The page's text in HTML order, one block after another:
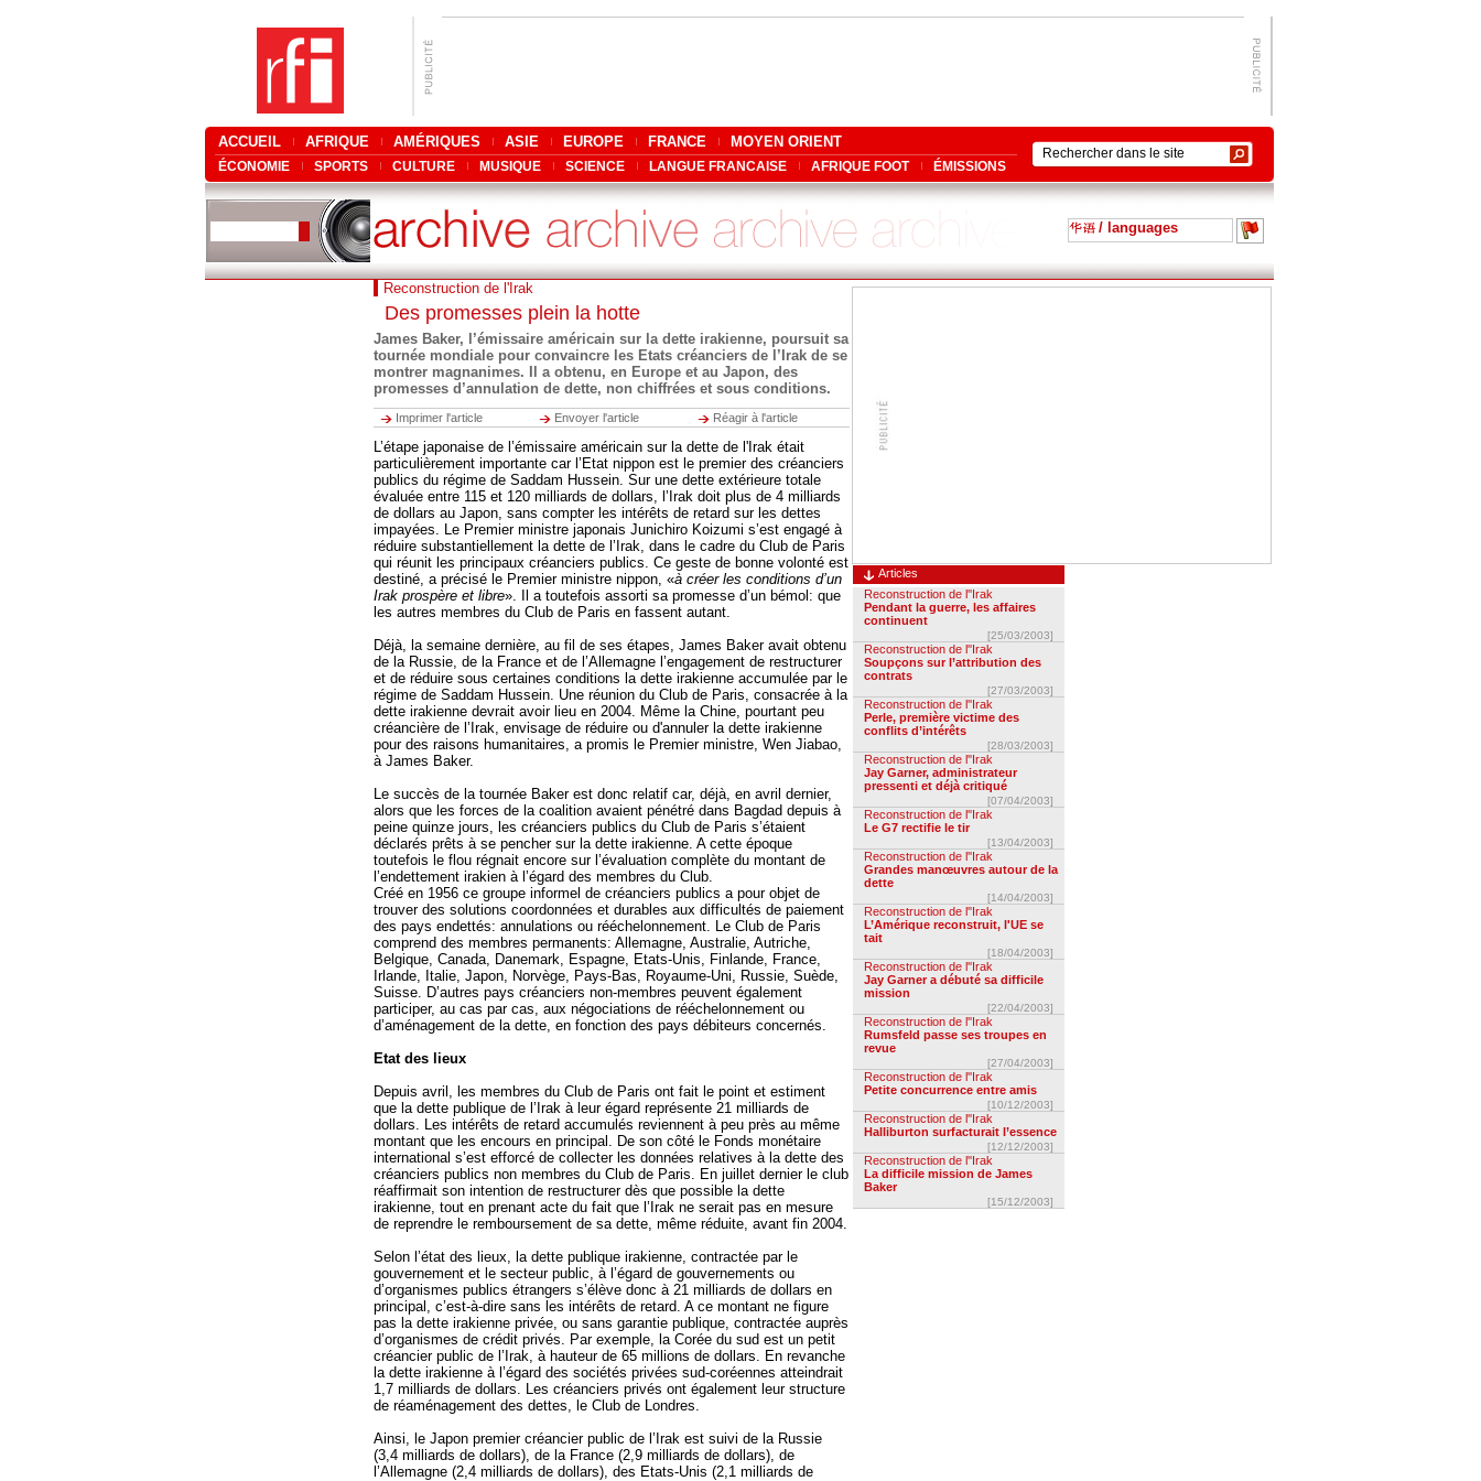
ACCUEIL AFRIQUE AMÉRIQUES ASIE EUROPE FRANCE MOYEN ORIENT
ÉCONOMIE SPORTS CULTURE MUSIQUE SCIENCE LANGUE FRANCAISE AFRIQUE FOOT ÉMISSIONS
/ languages
Reconstruction de l'Irak
Des promesses plein la hotte
James Baker, l’émissaire américain sur la dette irakienne, poursuit sa
tournée mondiale pour convaincre les Etats créanciers de l’Irak de se
montrer magnanimes. Il a obtenu, en Europe et au Japon, des
promesses d’annulation de dette, non chiffrées et sous conditions.
Imprimer l'article Envoyer l'article Réagir à l'article
L’étape japonaise de l’émissaire américain sur la dette de l'Irak était
particulièrement importante car l’Etat nippon est le premier des créanciers
publics du régime de Saddam Hussein. Sur une dette extérieure totale
évaluée entre 115 et 120 milliards de dollars, l’Irak doit plus de 4 milliards
de dollars au Japon, sans compter les intérêts de retard sur les dettes
impayées. Le Premier ministre japonais Junichiro Koizumi s’est engagé à
réduire substantiellement la dette de l’Irak, dans le cadre du Club de Paris
qui réunit les principaux créanciers publics. Ce geste de bonne volonté est
destiné, a précisé le Premier ministre nippon, «à créer les conditions d’un
Irak prospère et libre». Il a toutefois assorti sa promesse d’un bémol: que
les autres membres du Club de Paris en fassent autant.
Déjà, la semaine dernière, au fil de ses étapes, James Baker avait obtenu
de la Russie, de la France et de l’Allemagne l’engagement de restructurer
et de réduire sous certaines conditions la dette irakienne accumulée par le
régime de Saddam Hussein. Une réunion du Club de Paris, consacrée à la
dette irakienne devrait avoir lieu en 2004. Même la Chine, pourtant peu
créancière de l’Irak, envisage de réduire ou d'annuler la dette irakienne
pour des raisons humanitaires, a promis le Premier ministre, Wen Jiabao,
à James Baker.
Le succès de la tournée Baker est donc relatif car, déjà, en avril dernier,
alors que les forces de la coalition avaient pénétré dans Bagdad depuis à
peine quinze jours, les créanciers publics du Club de Paris s’étaient
déclarés prêts à se pencher sur la dette irakienne. A cette époque
toutefois le flou régnait encore sur l’évaluation complète du montant de
l’endettement irakien à l’égard des membres du Club.
Créé en 1956 ce groupe informel de créanciers publics a pour objet de
trouver des solutions coordonnées et durables aux difficultés de paiement
des pays endettés: annulations ou rééchelonnement. Le Club de Paris
comprend des membres permanents: Allemagne, Australie, Autriche,
Belgique, Canada, Danemark, Espagne, Etats-Unis, Finlande, France,
Irlande, Italie, Japon, Norvège, Pays-Bas, Royaume-Uni, Russie, Suède,
Suisse. D’autres pays créanciers non-membres peuvent également
participer, au cas par cas, aux négociations de rééchelonnement ou
d’aménagement de la dette, en fonction des pays débiteurs concernés.
Etat des lieux
Depuis avril, les membres du Club de Paris ont fait le point et estiment
que la dette publique de l’Irak à leur égard représente 21 milliards de
dollars. Les intérêts de retard accumulés reviennent à peu près au même
montant que les encours en principal. De son côté le Fonds monétaire
international s’est efforcé de collecter les données relatives à la dette des
créanciers publics non membres du Club de Paris. En juillet dernier le club
réaffirmait son intention de restructurer dès que possible la dette
irakienne, tout en prenant acte du fait que l’Irak ne serait pas en mesure
de reprendre le remboursement de sa dette, même réduite, avant fin 2004.
Selon l’état des lieux, la dette publique irakienne, contractée par le
gouvernement et le secteur public, à l’égard de gouvernements ou
d’organismes publics étrangers s’élève donc à 21 milliards de dollars en
principal, c’est-à-dire sans les intérêts de retard. A ce montant ne figure
pas la dette irakienne privée, ou sans garantie publique, contractée auprès
d’organismes de crédit privés. Par exemple, la Corée du sud est un petit
créancier public de l’Irak, à hauteur de 65 millions de dollars. En revanche
la dette irakienne à l’égard des sociétés privées sud-coréennes atteindrait
1,7 milliards de dollars. Les créanciers privés ont également leur structure
de réaménagement des dettes, le Club de Londres.
Ainsi, le Japon premier créancier public de l’Irak est suivi de la Russie
(3,4 milliards de dollars), de la France (2,9 milliards de dollars), de
l’Allemagne (2,4 milliards de dollars), des Etats-Unis (2,1 milliards de
Articles
Reconstruction de l''Irak
Pendant la guerre, les affaires
continuent
[25/03/2003]
Reconstruction de l''Irak
Soupçons sur l’attribution des
contrats
[27/03/2003]
Reconstruction de l''Irak
Perle, première victime des
conflits d’intérêts
[28/03/2003]
Reconstruction de l''Irak
Jay Garner, administrateur
pressenti et déjà critiqué
[07/04/2003]
Reconstruction de l''Irak
Le G7 rectifie le tir
[13/04/2003]
Reconstruction de l''Irak
Grandes manœuvres autour de la
dette
[14/04/2003]
Reconstruction de l''Irak
L’Amérique reconstruit, l'UE se
tait
[18/04/2003]
Reconstruction de l''Irak
Jay Garner a débuté sa difficile
mission
[22/04/2003]
Reconstruction de l''Irak
Rumsfeld passe ses troupes en
revue
[27/04/2003]
Reconstruction de l''Irak
Petite concurrence entre amis
[10/12/2003]
Reconstruction de l''Irak
Halliburton surfacturait l’essence
[12/12/2003]
Reconstruction de l''Irak
La difficile mission de James
Baker
[15/12/2003]